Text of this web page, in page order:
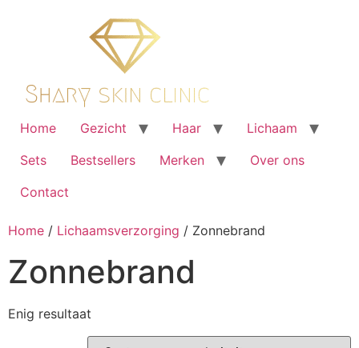
Home Gezicht Haar
Lichaam
Sets
Bestsellers Merken
Over ons
Contact
Home / Lichaamsverzorging / Zonnebrand
Zonnebrand
Enig resultaat